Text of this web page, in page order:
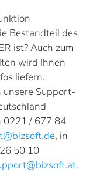
Bestandteil des
ist? Auch zum
wird Ihnen
liefern.
unsere Support-
0221 / 677 84
, in
50 10
.